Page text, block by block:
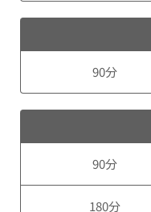
90分
90分
180分